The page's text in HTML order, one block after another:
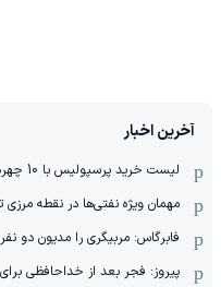
آخرین اخبار
لیست خرید پرسپولیس با 10 چهره جدید!
مهمان‌ ویژه نفتی‌ها در نقطه
فابرگاس: مربیگری را مدیون دو
پیروز: فجر بعد از خداحافظی